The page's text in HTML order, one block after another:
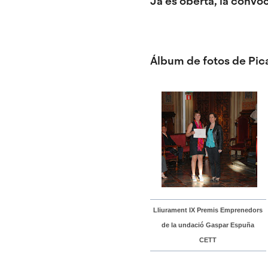
Álbum de fotos de
Lliurament IX Premis Emprenedors
de la undació Gaspar Espuña
CETT